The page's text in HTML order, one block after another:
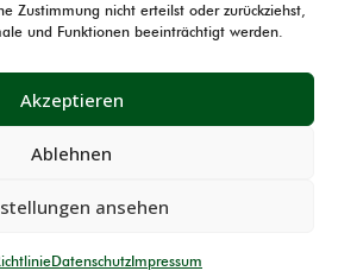
Zustimmung nicht erteilst oder zurückziehst,
und Funktionen beeinträchtigt werden.
Akzeptieren
Ablehnen
ansehen
DatenschutzImpressum